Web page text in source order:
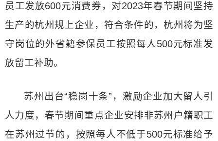
员工发放600元消费券，对2023年春节期间坚持
生产的杭州规上企业，符合条件的，杭州将为坚
守岗位的外省籍参保员工按照每人500元标准发
放留工补助。
苏州出台“稳岗十条”，激励企业加大留人引
人力度，春节期间重点企业安排非苏州户籍职工
在苏州过节的，按照每人不低于500元标准给予